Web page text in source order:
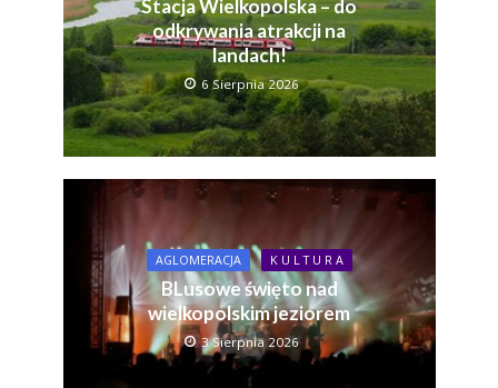
Stacja Wielkopolska – do
odkrywania atrakcji na
landach!
6 Sierpnia 2026
AGLOMERACJA K U L T U R A
BLusowe święto nad
wielkopolskim jeziorem
3 Sierpnia 2026